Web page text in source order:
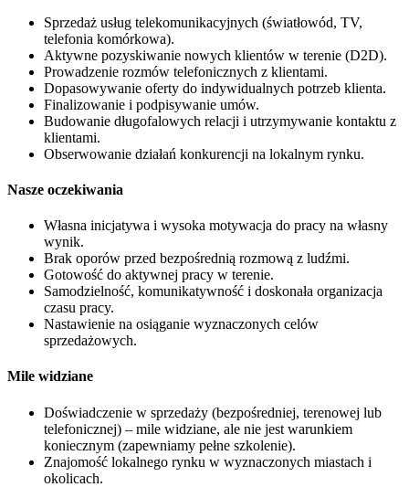
Sprzedaż usług telekomunikacyjnych (światłowód, TV,
telefonia komórkowa).
Aktywne pozyskiwanie nowych klientów w terenie (D2D).
Prowadzenie rozmów telefonicznych z klientami.
Dopasowywanie oferty do indywidualnych potrzeb klienta.
Finalizowanie i podpisywanie umów.
Budowanie długofalowych relacji i utrzymywanie kontaktu z
klientami.
Obserwowanie działań konkurencji na lokalnym rynku.
Nasze oczekiwania
Własna inicjatywa i wysoka motywacja do pracy na własny
wynik.
Brak oporów przed bezpośrednią rozmową z ludźmi.
Gotowość do aktywnej pracy w terenie.
Samodzielność, komunikatywność i doskonała organizacja
czasu pracy.
Nastawienie na osiąganie wyznaczonych celów
sprzedażowych.
Mile widziane
Doświadczenie w sprzedaży (bezpośredniej, terenowej lub
telefonicznej) – mile widziane, ale nie jest warunkiem
koniecznym (zapewniamy pełne szkolenie).
Znajomość lokalnego rynku w wyznaczonych miastach i
okolicach.